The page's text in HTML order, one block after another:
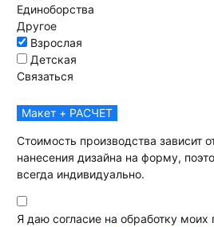
Единоборства
Другое
Взрослая
Детская
Связаться
Макет + РАСЧЕТ
Стоимость производства зависит
нанесения дизайна на форму,
всегда индивидуально.
Я даю согласие на обработку